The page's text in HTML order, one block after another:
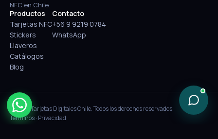
NFC en Chile.
Productos
Tarjetas NFC
Stickers
Llaveros
Catálogos
Blog
Contacto
+56 9 9219 0784
WhatsApp
© 2026 Tarjetas Digitales Chile. Todos los derechos reservados.
Términos· Privacidad